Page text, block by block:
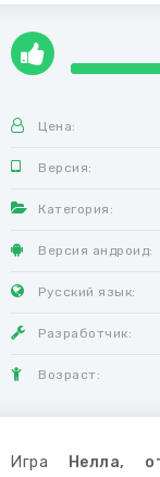
Цена:
Версия:
Категория:
Версия андроид:
Русский язык:
Разработчик:
Возраст:
Игра
Нелла,